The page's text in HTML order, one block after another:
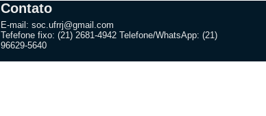
Contato
E-mail: soc.ufrrj@gmail.com
Tefefone fixo: (21) 2681-4942 Telefone/WhatsApp: (21)
96629-5640